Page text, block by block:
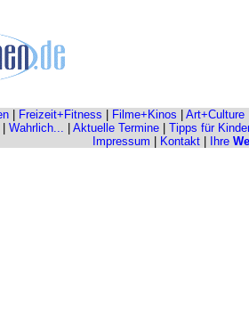
Freizeit+Fitness Filme+Kinos Art+Culture
Wahrlich... Aktuelle Termine
Tipps für
Impressum
Kontakt Ihre